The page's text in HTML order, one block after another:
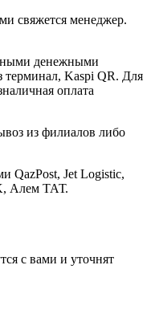
свяжется менеджер.
денежными
терминал, Kaspi QR. Для
оплата
из филиалов либо
QazPost, Jet Logistic,
Алем ТАТ.
с вами и уточнят